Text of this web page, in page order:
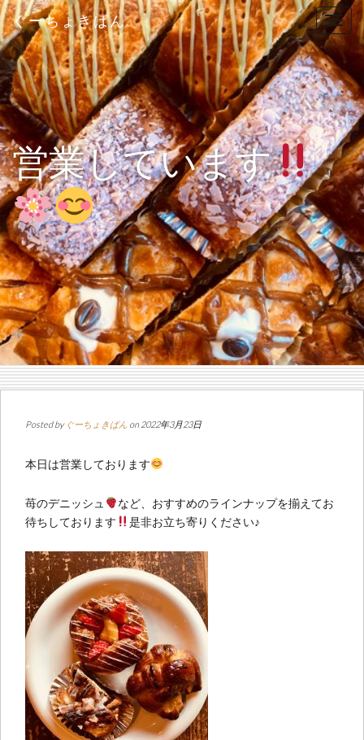
T
o
g
g
l
e
n
a
v
i
g
a
t
i
o
n
ぐーちょきぱん
営業しています
Posted by ぐーちょきぱん on 2022年3月23日
本日は営業しております
苺のデニッシュ
など、おすすめのラインナップを揃えてお
待ちしております
是非お立ち寄りください♪